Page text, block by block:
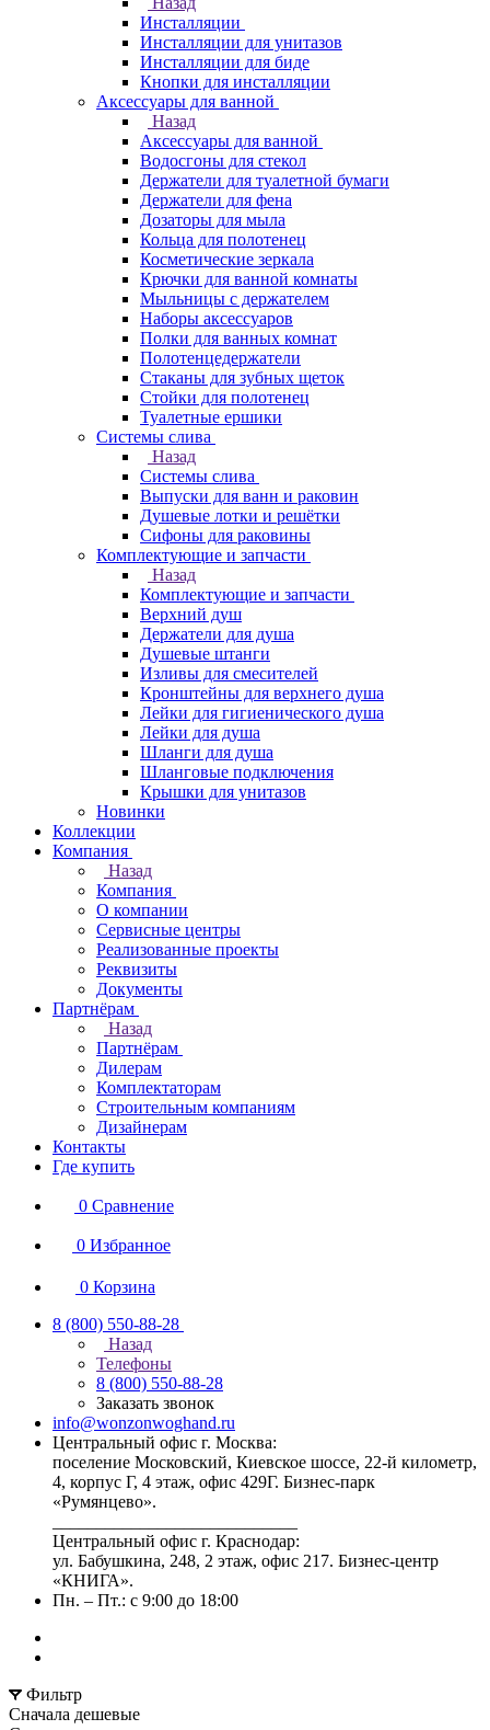
Инсталляции
Инсталляции для унитазов
Инсталляции для биде
Кнопки для инсталляции
Аксессуары для ванной
Назад
Аксессуары для ванной
Водосгоны для стекол
Держатели для туалетной бумаги
Держатели для фена
Дозаторы для мыла
Кольца для полотенец
Косметические зеркала
Крючки для ванной комнаты
Мыльницы с держателем
Наборы аксессуаров
Полки для ванных комнат
Полотенцедержатели
Стаканы для зубных щеток
Стойки для полотенец
Туалетные ершики
Системы слива
Назад
Системы слива
Выпуски для ванн и раковин
Душевые лотки и решётки
Сифоны для раковины
Комплектующие и запчасти
Назад
Комплектующие и запчасти
Верхний душ
Держатели для душа
Душевые штанги
Изливы для смесителей
Кронштейны для верхнего душа
Лейки для гигиенического душа
Лейки для душа
Шланги для душа
Шланговые подключения
Крышки для унитазов
Новинки
Коллекции
Компания
Назад
Компания
О компании
Сервисные центры
Реализованные проекты
Реквизиты
Документы
Партнёрам
Назад
Партнёрам
Дилерам
Комплектаторам
Строительным компаниям
Дизайнерам
Контакты
Где купить
0 Сравнение
0 Избранное
0 Корзина
8 (800) 550-88-28
Назад
Телефоны
8 (800) 550-88-28
Заказать звонок
info@wonzonwoghand.ru
Центральный офис г. Москва:
поселение Московский, Киевское шоссе, 22-й километр,
4, корпус Г, 4 этаж, офис 429Г. Бизнес-парк
«Румянцево».
Центральный офис г. Краснодар:
ул. Бабушкина, 248, 2 этаж, офис 217. Бизнес-центр
«КНИГА».
Пн. – Пт.: с 9:00 до 18:00
Фильтр
Сначала дешевые